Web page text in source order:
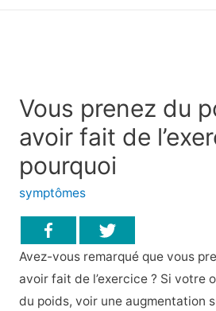
Vous prenez du
avoir fait de
pourquoi
symptômes
Avez-vous remarqué que vous
avoir fait de l’exercice ? Si votre
du poids, voir une augmentation